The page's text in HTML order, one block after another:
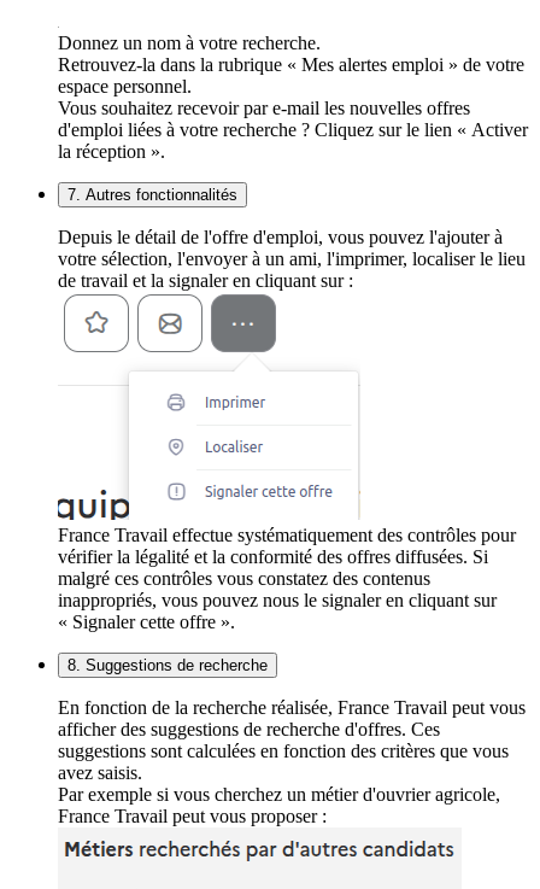
Donnez un nom à votre recherche.
Retrouvez-la dans la rubrique « Mes alertes emploi » de votre
espace personnel.
Vous souhaitez recevoir par e-mail les nouvelles offres
d'emploi liées à votre recherche ? Cliquez sur le lien « Activer
la réception ».
7. Autres fonctionnalités
Depuis le détail de l'offre d'emploi, vous pouvez l'ajouter à
votre sélection, l'envoyer à un ami, l'imprimer, localiser le lieu
de travail et la signaler en cliquant sur :
France Travail effectue systématiquement des contrôles pour
vérifier la légalité et la conformité des offres diffusées. Si
malgré ces contrôles vous constatez des contenus
inappropriés, vous pouvez nous le signaler en cliquant sur
« Signaler cette offre ».
8. Suggestions de recherche
En fonction de la recherche réalisée, France Travail peut vous
afficher des suggestions de recherche d'offres. Ces
suggestions sont calculées en fonction des critères que vous
avez saisis.
Par exemple si vous cherchez un métier d'ouvrier agricole,
France Travail peut vous proposer :